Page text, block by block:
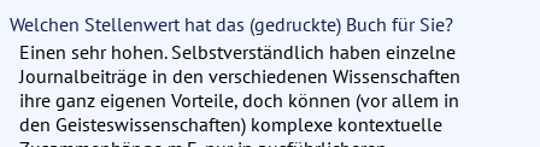
Welchen Stellenwert hat das (gedruckte) Buch für Sie?
Einen sehr hohen. Selbstverständlich haben einzelne
Journalbeiträge in den verschiedenen Wissenschaften
ihre ganz eigenen Vorteile, doch können (vor allem in
den Geisteswissenschaften) komplexe kontextuelle